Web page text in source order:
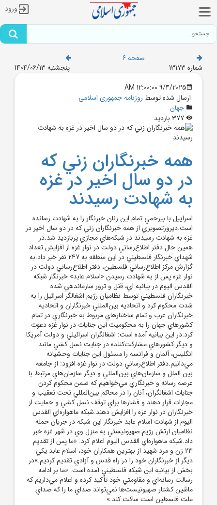
ورود
صفحه 6
شماره 13173
پنجشنبه 1404/06/13
9/4/2025 12:00:00 AM
ارسال شده توسط روزنامه جمهوری اسلامی
جهان
همه خبرنگاران زني که
در دو سال اخير در غزه
به شهادت رسيدند
اسراييل با بي‎رحمي تمام اين زنان خبرنگار را به شهادت رسانده
است.ديروزتصويري از همه خبرنگاران زني که در دو سال اخير در
غزه به شهادت رسيدند در شبکه‌هاي مجازي پربازديد شد.در
همين حال دفتر اطلاع‌رساني دولت در نوار غزه از افزايش تعداد
شهداي خبرنگار فلسطيني در اين منطقه به 247 نفر خبر داد.به
گزارش مرکز اطلاع‌رساني فلسطين، دفتر اطلاع‌رساني دولت در
نوار غزه پس از به شهادت رسيدن «اسلام عابد» خبرنگار شبکه
القدس اليوم در بيانيه اي، قتل و ترور سازماندهي شده
خبرنگاران فلسطيني توسط نظاميان رژيم اشغالگر اسرائيل را به
شدت محکوم کرد و اتحاديه بين‌المللي خبرنگاران و اتحاديه
خبرنگاران عرب و تمام ساختارهاي مربوط به خبرنگاري در تمام
کشورهاي جهان را به محکوميت اين جنايات در نوار غزه دعوت
کرد.در اين بيانيه آمده است: اشغالگران اسرائيلي و دولت آمريکا
و ديگر کشورهاي مشارکت‌کننده در جنايت نسل کشي مانند
انگليس، آلمان و فرانسه را مسئول اين جنايات وحشيانه
مي‌دانيم.دفتر اطلاع‌رساني دولت در نوار غزه افزود: از جامعه
بين الملل و سازمان‌هاي بين‌المللي و ديگر سازمان‌هاي مرتبط با
عرصه رسانه و خبرنگاري مي‌خواهيم که ضمن محکوم کردن
جنايات اشغالگران، آنان را در محاکم بين‌المللي تحت تعقيب و
مجازات قرار دهند و فشارها براي توقف نسل کشي و حمايت از
خبرنگاران در نوار غزه را افزايش دهند.شبکه ماهواره‌اي القدس
اليوم از شهادت اسلام عابد خبرنگار اين شبکه در جريان حمله
نظاميان ارتش رژيم صهيونيستي به منزل وي در شهر غزه خبر
داد.شبکه ماهواره‌اي القدس اليوم اعلام کرد: «ما پس از تقديم
23 زن و مرد شهيد از بهترين همکاران خود، اسلام عابد يکي
ديگر از خبرنگاران خود را در راه قدس و آزادي تقديم کرديم.»در
بخش از بيانيه اين شبکه فلسطيني آمده است: «ما بر ادامه
رسالت رسانه‌اي و مقاومتي خود تأکيد کرده و اعلام مي‌داريم که
ماشين کشتار صهيونيست‌ها نمي‌تواند صداي ما را که صداي
ملت فلسطين است ساکت کند.»